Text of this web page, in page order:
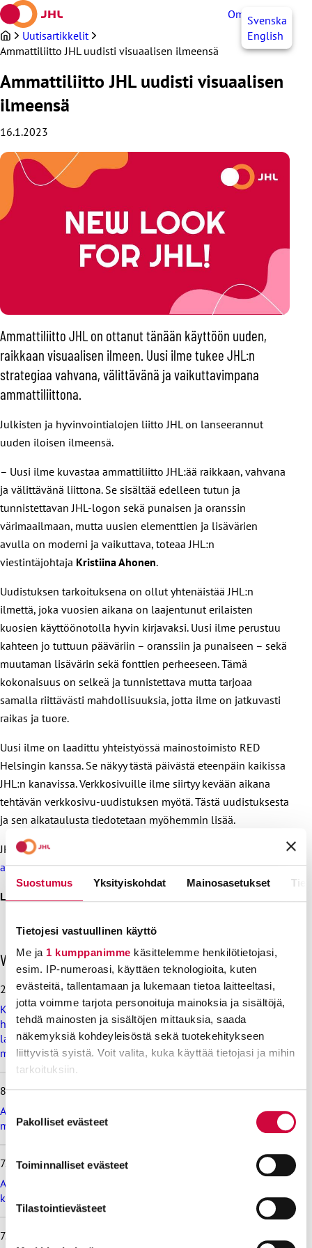
Suostumus Yksityiskohdat Mainosasetukset
Tietojesi vastuullinen käyttö
Me ja 1 kumppanimme käsittelemme henkilötietojasi,
esim. IP-numeroasi, käyttäen teknologioita, kuten
evästeitä, tallentamaan ja lukemaan tietoa laitteeltasi,
jotta voimme tarjota personoituja mainoksia ja sisältöjä,
tehdä mainosten ja sisältöjen mittauksia, saada
näkemyksiä kohdeyleisöstä sekä tuotekehitykseen
liittyvistä syistä. Voit valita, kuka käyttää tietojasi ja mihin
tarkoituksiin.
voit määrittää asetuksesi
. Voit muuttaa
parantavia, ja osaa käytetään tilastointi- tai
valinta
Pakolliset evästeet
Toiminnalliset evästeet
Tilastointievästeet
Siirry
sisältöön
OmaJHLSvenska
English
Uutisartikkelit
Ammattiliitto JHL uudisti visuaalisen ilmeensä
Ammattiliitto JHL uudisti visuaalisen
ilmeensä
16.1.2023
Ammattiliitto JHL on ottanut tänään käyttöön uuden,
raikkaan visuaalisen ilmeen. Uusi ilme tukee JHL:n
strategiaa vahvana, välittävänä ja vaikuttavimpana
ammattiliittona.
Julkisten ja hyvinvointialojen liitto JHL on lanseerannut
uuden iloisen ilmeensä.
– Uusi ilme kuvastaa ammattiliitto JHL:ää raikkaan, vahvana
ja välittävänä liittona. Se sisältää edelleen tutun ja
tunnistettavan JHL-logon sekä punaisen ja oranssin
värimaailmaan, mutta uusien elementtien ja lisävärien
avulla on moderni ja vaikuttava, toteaa JHL:n
viestintäjohtaja Kristiina Ahonen.
Uudistuksen tarkoituksena on ollut yhtenäistää JHL:n
ilmettä, joka vuosien aikana on laajentunut erilaisten
kuosien käyttöönotolla hyvin kirjavaksi. Uusi ilme perustuu
kahteen jo tuttuun pääväriin – oranssiin ja punaiseen – sekä
muutaman lisävärin sekä fonttien perheeseen. Tämä
kokonaisuus on selkeä ja tunnistettava mutta tarjoaa
samalla riittävästi mahdollisuuksia, jotta ilme on jatkuvasti
raikas ja tuore.
Uusi ilme on laadittu yhteistyössä mainostoimisto RED
Helsingin kanssa. Se näkyy tästä päivästä eteenpäin kaikissa
JHL:n kanavissa. Verkkosivuille ilme siirtyy kevään aikana
tehtävän verkkosivu-uudistuksen myötä. Tästä uudistuksesta
ja sen aikataulusta tiedotetaan myöhemmin lisää.
JHL:n uuteen ilmeeseen voi tutustua tarkemmin
aineistopankissa olevan ohjeistuksen avulla.
Lisätietoja:
O
h
i
t
a
v
i
i
i
s
i
ä
t
u
u
i
Viimeisimmät uutiset
28.7.2026
Koulutus ja kasvatus pitää järjestää lasten ja nuorten
hyvinvoinnin ehdoilla – Ammattiliitto JHL on antanut
lausunnon koulujen ja oppilaitosten loma-aikoja koskevasta
muistioluonnoksesta
8.7.2026
Ammattiliitto JHL vastustaa valtiokonttoria koskevan lain
muutosta
7.7.2026
Ammattiliitto JHL vastustaa maksullisia avoimia
korkeakoulututkintoja
7.7.2026